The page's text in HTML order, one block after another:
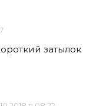
затылок